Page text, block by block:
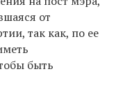
от
так как, по ее
быть